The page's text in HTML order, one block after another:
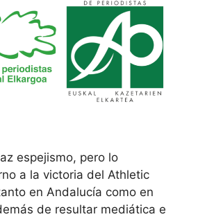
espejismo, pero lo
a la victoria del Athletic
en Andalucía como en
de resultar mediática e